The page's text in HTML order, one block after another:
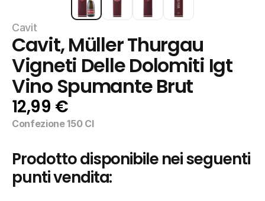
Cavit
Cavit, Müller Thurgau
Vigneti Delle Dolomiti Igt
Vino Spumante Brut
12,99 €
Confezione 150 Cl
Prodotto disponibile nei seguenti
punti vendita: